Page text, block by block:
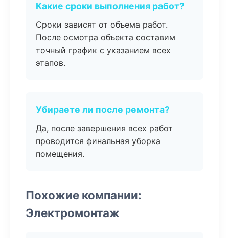
Какие сроки выполнения работ?
Сроки зависят от объема работ.
После осмотра объекта составим
точный график с указанием всех
этапов.
Убираете ли после ремонта?
Да, после завершения всех работ
проводится финальная уборка
помещения.
Похожие компании:
Электромонтаж